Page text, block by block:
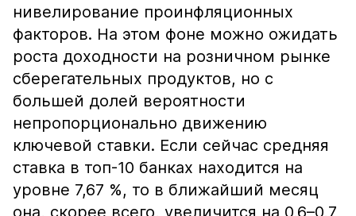
нивелирование проинфляционных
факторов. На этом фоне можно ожидать
роста доходности на розничном рынке
сберегательных продуктов, но с
большей долей вероятности
непропорционально движению
ключевой ставки. Если сейчас средняя
ставка в топ-10 банках находится на
уровне 7,67 %, то в ближайший месяц
она, скорее всего, увеличится на 0,6–0,7